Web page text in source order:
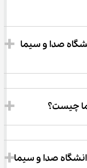
دانشگاه صدا و سیما
چیست؟
صدا و سیما